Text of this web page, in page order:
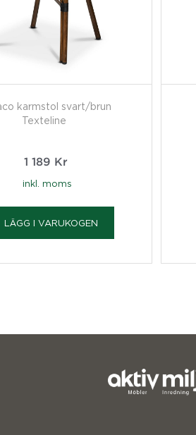
karmstol svart/brun
Texteline
1 189 Kr
inkl. moms
LÄGG I VARUKOGEN